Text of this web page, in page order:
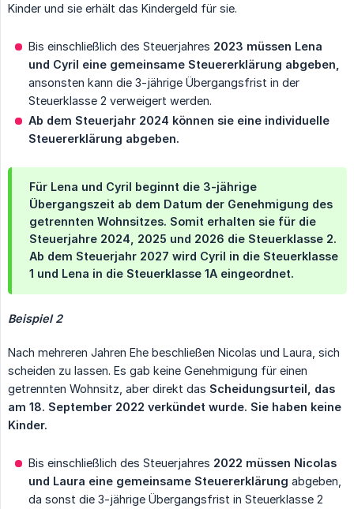
Kinder und sie erhält das Kindergeld für sie.
Bis einschließlich des Steuerjahres 2023 müssen Lena
und Cyril eine gemeinsame Steuererklärung abgeben,
ansonsten kann die 3-jährige Übergangsfrist in der
Steuerklasse 2 verweigert werden.
Ab dem Steuerjahr 2024 können sie eine individuelle
Steuererklärung abgeben.
Für Lena und Cyril beginnt die 3-jährige
Übergangszeit ab dem Datum der Genehmigung des
getrennten Wohnsitzes. Somit erhalten sie für die
Steuerjahre 2024, 2025 und 2026 die Steuerklasse 2.
Ab dem Steuerjahr 2027 wird Cyril in die Steuerklasse
1 und Lena in die Steuerklasse 1A eingeordnet.
Beispiel 2
Nach mehreren Jahren Ehe beschließen Nicolas und Laura, sich
scheiden zu lassen. Es gab keine Genehmigung für einen
getrennten Wohnsitz, aber direkt das Scheidungsurteil, das
am 18. September 2022 verkündet wurde. Sie haben keine
Kinder.
Bis einschließlich des Steuerjahres 2022 müssen Nicolas
und Laura eine gemeinsame Steuererklärung abgeben,
da sonst die 3-jährige Übergangsfrist in Steuerklasse 2